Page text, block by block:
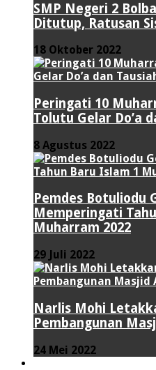
SMP Negeri 2
Ditutup, Ratusan
18 Oktober 2022
Peringati 10
Tolutu Gelar Do’a
8 Agustus 2022
Pemdes Botuliodu
Memperingati
Muharram 2022
29 Juli 2022
Narlis Mohi
Pembangunan
24 Mei 2022